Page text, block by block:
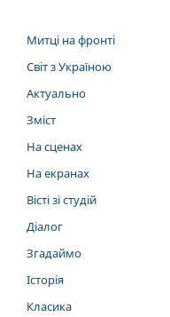
Митці на фронті
Світ з Україною
Актуально
Зміст
На сценах
На екранах
Вісті зі студій
Діалог
Згадаймо
Історія
Класика